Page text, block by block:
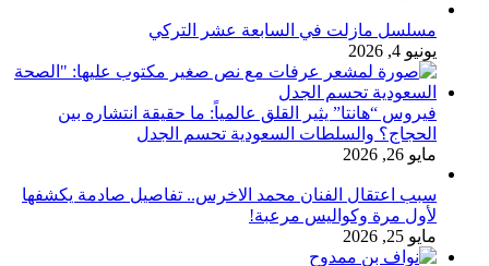
مسلسل مازلت في السابعة عشر التركي
يونيو 4, 2026
فيروس “هانتا” يثير القلق عالمياً: ما حقيقة انتشاره بين
الحجاج؟ والسلطات السعودية تحسم الجدل
مايو 26, 2026
سبب اعتقال الفنان محمد الاخرس.. تفاصيل صادمة يكشفها
لأول مرة وكواليس مرعبة!
مايو 25, 2026